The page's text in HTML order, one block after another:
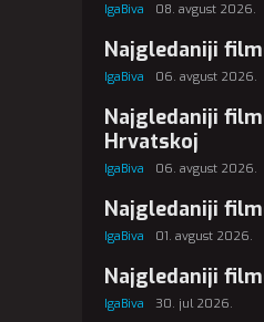
IgaBiva 08. avgust 2026.
Najgledaniji
IgaBiva 06. avgust 2026.
Najgledaniji
Hrvatskoj
IgaBiva 06. avgust 2026.
Najgledaniji
IgaBiva 01. avgust 2026.
Najgledaniji
IgaBiva 30. jul 2026.